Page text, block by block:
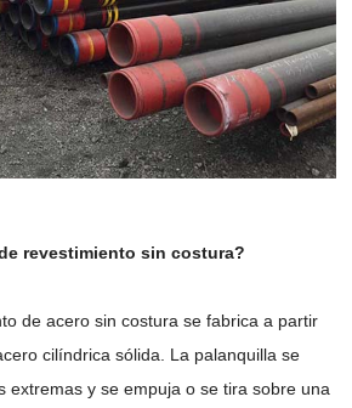
revestimiento sin costura?
de acero sin costura se fabrica a partir
cilíndrica sólida. La palanquilla se
extremas y se empuja o se tira sobre una